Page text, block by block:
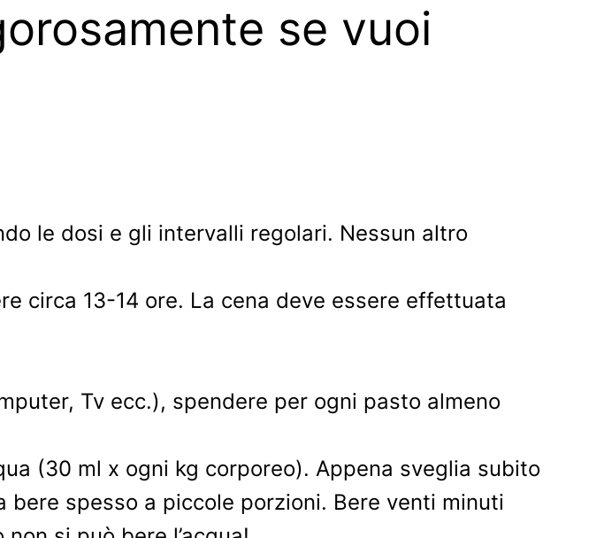
se vuoi
le dosi e gli intervalli regolari. Nessun altro
circa 13-14 ore. La cena deve essere effettuata
Tv ecc.), spendere per ogni pasto almeno
(30 ml x ogni kg corporeo). Appena sveglia subito
bere spesso a piccole porzioni. Bere venti minuti